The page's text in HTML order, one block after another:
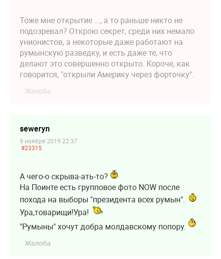
Тоже мне открытие ..., а то раньше никто не
подозревал? Открою секрет, среди них немало
унионистов, а некоторые даже работают на
румынскую разведку, и есть даже те, что
делают это совершенно открыто. Короче, как
говорится, "открыли Америку через форточку".
Жалоба
seweryn
9 ноября 2019 22:37
#23315
А чего-о скрыва-ать-то?
На Поинте есть групповое фото NOW после
похода на выборы "президента всех румын".
Ура,товарищи!Ура!
"Румыны" хочут добра молдавскому попору.
Жалоба